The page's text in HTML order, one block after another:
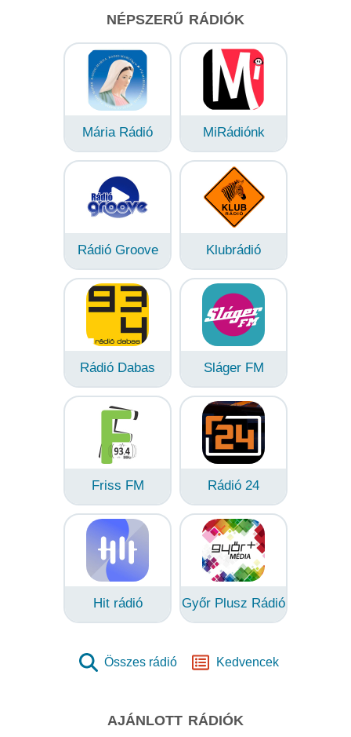
NÉPSZERŰ RÁDIÓK
Mária Rádió MiRádiónk
Rádió Groove Klubrádió
Rádió Dabas Sláger FM
Friss FM Rádió 24
Hit rádió Győr Plusz Rádió
Összes rádió Kedvencek
AJÁNLOTT RÁDIÓK